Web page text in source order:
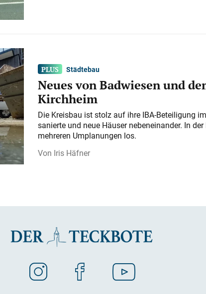
Städtebau
Neues von Badwiesen und
Kirchheim
Die Kreisbau ist stolz auf ihre IBA-Beteiligung
sanierte und neue Häuser nebeneinander. In
mehreren Umplanungen los.
Iris Häfner